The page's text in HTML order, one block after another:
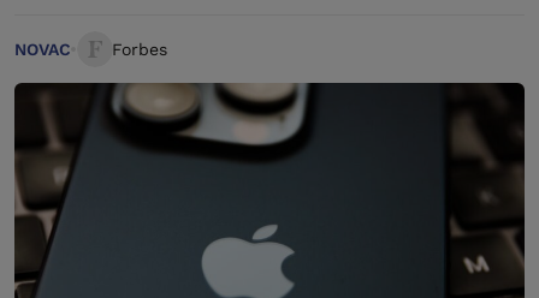
NOVAC Forbes